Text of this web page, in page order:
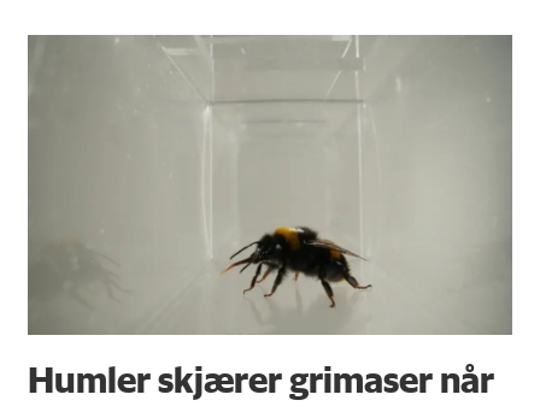
Humler skjærer grimaser når